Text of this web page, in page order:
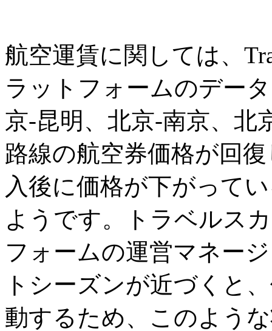
航空運賃に関しては、
ラットフォームのデー
京-昆明、北京-南京、北
路線の航空券価格が回
入後に価格が下がって
ようです。トラベルス
フォームの運営マネー
トシーズンが近づくと
動するため、このよう